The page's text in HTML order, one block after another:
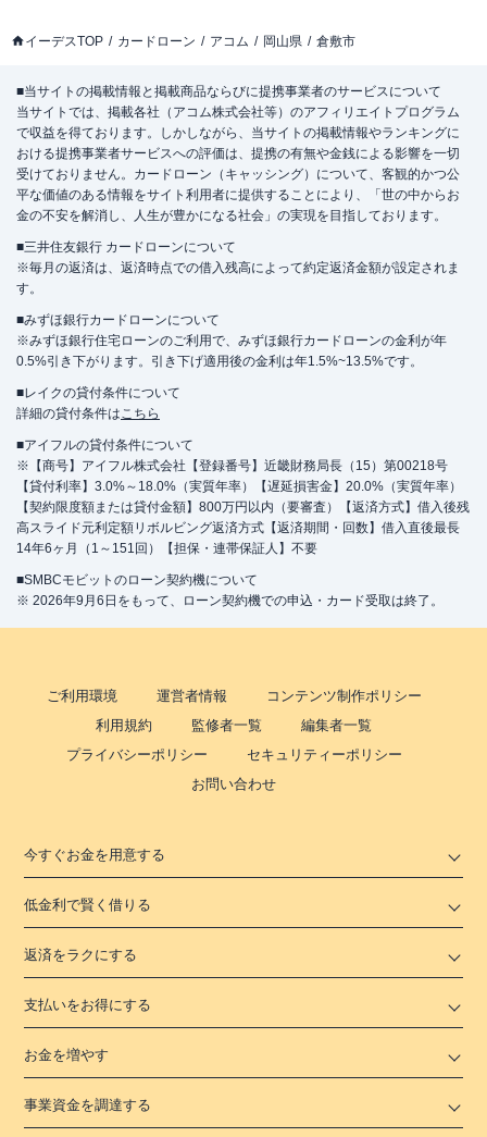
イーデスTOP カードローン アコム 岡山県 倉敷市
■当サイトの掲載情報と掲載商品ならびに提携事業者のサービスについて
当サイトでは、掲載各社（アコム株式会社等）のアフィリエイトプログラム
で収益を得ております。しかしながら、当サイトの掲載情報やランキングに
おける提携事業者サービスへの評価は、提携の有無や金銭による影響を一切
受けておりません。カードローン（キャッシング）について、客観的かつ公
平な価値のある情報をサイト利用者に提供することにより、「世の中からお
金の不安を解消し、人生が豊かになる社会」の実現を目指しております。
■三井住友銀行 カードローンについて
※毎月の返済は、返済時点での借入残高によって約定返済金額が設定されま
す。
■みずほ銀行カードローンについて
※みずほ銀行住宅ローンのご利用で、みずほ銀行カードローンの金利が年
0.5%引き下がります。引き下げ適用後の金利は年1.5%~13.5%です。
■レイクの貸付条件について
詳細の貸付条件はこちら
■アイフルの貸付条件について
※【商号】アイフル株式会社【登録番号】近畿財務局長（15）第00218号
【貸付利率】3.0%～18.0%（実質年率）【遅延損害金】20.0%（実質年率）
【契約限度額または貸付金額】800万円以内（要審査）【返済方式】借入後残
高スライド元利定額リボルビング返済方式【返済期間・回数】借入直後最長
14年6ヶ月（1～151回）【担保・連帯保証人】不要
■SMBCモビットのローン契約機について
※ 2026年9月6日をもって、ローン契約機での申込・カード受取は終了。
ご利用環境 運営者情報
コンテンツ制作ポリシー
利用規約
監修者一覧
編集者一覧
プライバシーポリシー
セキュリティーポリシー
お問い合わせ
今すぐお金を用意する
低金利で賢く借りる
返済をラクにする
支払いをお得にする
お金を増やす
事業資金を調達する